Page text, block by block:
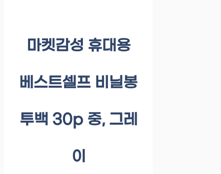
마켓감성 휴대용
베스트셀프 비닐봉
투백 30p 중, 그레
이